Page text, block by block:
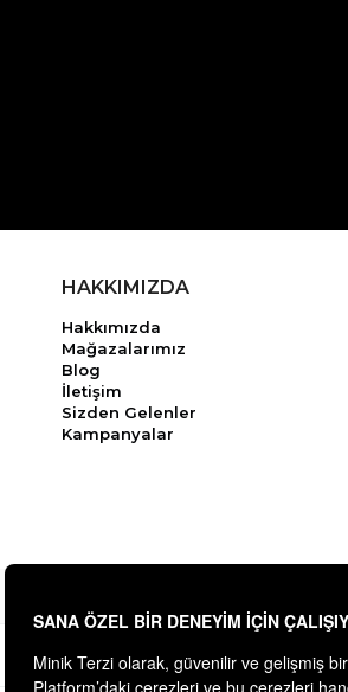
HAKKIMIZDA
Hakkımızda
Mağazalarımız
Blog
İletişim
Sizden Gelenler
Kampanyalar